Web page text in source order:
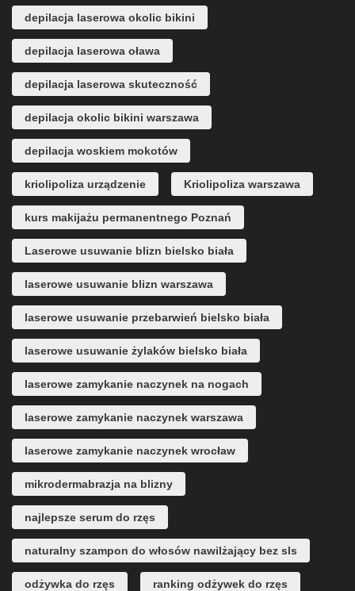
depilacja laserowa okolic bikini
depilacja laserowa oława
depilacja laserowa skuteczność
depilacja okolic bikini warszawa
depilacja woskiem mokotów
kriolipoliza urządzenie Kriolipoliza warszawa
kurs makijażu permanentnego Poznań
Laserowe usuwanie blizn bielsko biała
laserowe usuwanie blizn warszawa
laserowe usuwanie przebarwień bielsko biała
laserowe usuwanie żylaków bielsko biała
laserowe zamykanie naczynek na nogach
laserowe zamykanie naczynek warszawa
laserowe zamykanie naczynek wrocław
mikrodermabrazja na blizny
najlepsze serum do rzęs
naturalny szampon do włosów nawilżający bez sls
odżywka do rzęs ranking odżywek do rzęs